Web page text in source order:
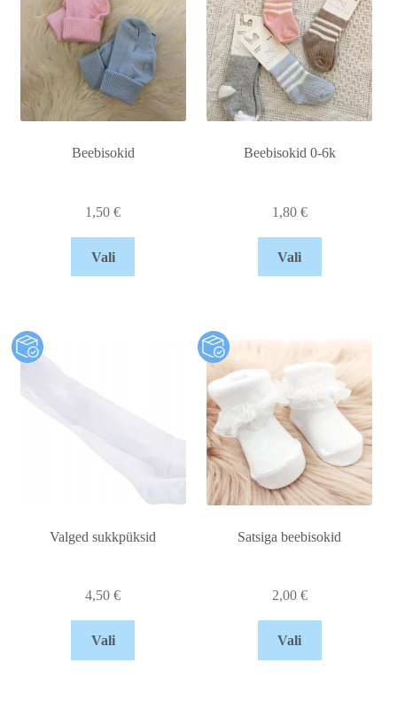
Beebisokid
1,50€
Vali
Beebisokid 0-6k
1,80 €
Vali
Valged sukkpüksid
4,50€
Vali
Satsiga beebisokid
2,00 €
Vali